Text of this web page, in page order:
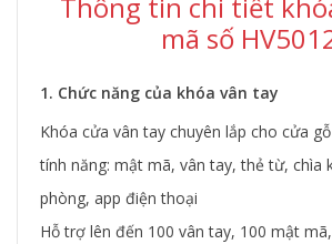
mã số
1. Chức năng của khóa vân tay
Khóa cửa vân tay chuyên lắp cho cửa
tính năng: mật mã, vân tay, thẻ từ, chìa
phòng, app điện thoại
Hỗ trợ lên đến 100 vân tay, 100 mật